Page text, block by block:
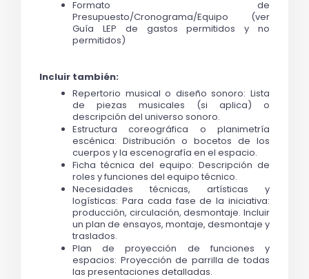
Formato de
Presupuesto/Cronograma/Equipo (ver
Guía LEP de gastos permitidos y no
permitidos)
Incluir también:
Repertorio musical o diseño sonoro: Lista
de piezas musicales (si aplica) o
descripción del universo sonoro.
Estructura coreográfica o planimetría
escénica: Distribución o bocetos de los
cuerpos y la escenografía en el espacio.
Ficha técnica del equipo: Descripción de
roles y funciones del equipo técnico.
Necesidades técnicas, artísticas y
logísticas: Para cada fase de la iniciativa:
producción, circulación, desmontaje. Incluir
un plan de ensayos, montaje, desmontaje y
traslados.
Plan de proyección de funciones y
espacios: Proyección de parrilla de todas
las presentaciones detalladas.